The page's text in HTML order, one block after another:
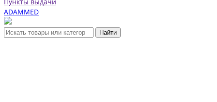
ADAMMED
Найти